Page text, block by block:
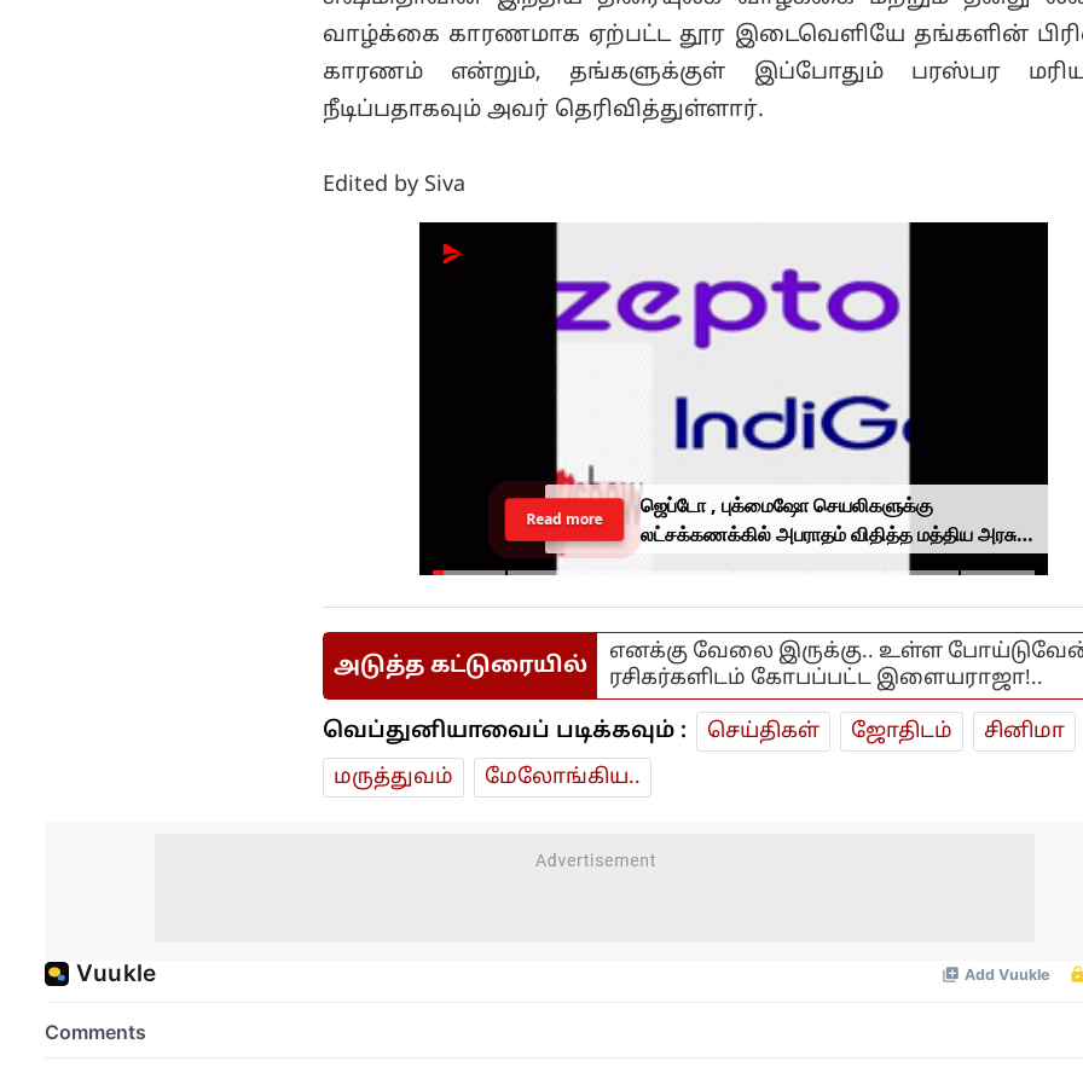
வாழ்க்கை காரணமாக ஏற்பட்ட தூர இடைவெளியே தங்களின்
காரணம் என்றும், தங்களுக்குள் இப்போதும் பரஸ்பர
நீடிப்பதாகவும் அவர் தெரிவித்துள்ளார்.
Edited by Siva
ஜெப்டோ , புக்மைஷோ செயலிகளுக்கு
லட்சக்கணக்கில் அபராதம் விதித்த மத்திய அரசு..
Read more
அடுத்த கட்டுரையில்
எனக்கு வேலை இருக்கு.. உள்ள
ரசிகர்களிடம் கோபப்பட்ட இளையராஜா!..
வெப்துனியாவைப் படிக்கவும் : செய்திகள் ஜோ‌திட‌ம்
சினிமா
மரு‌த்துவ‌ம்
மேலோங்கிய..